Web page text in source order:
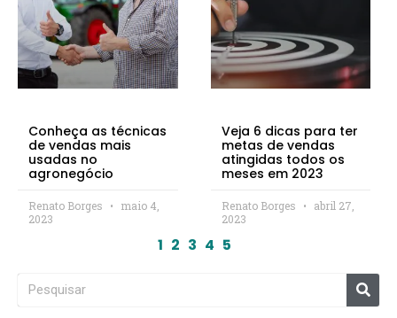
Conheça as técnicas
de vendas mais
usadas no
agronegócio
Renato Borges
maio 4,
2023
Veja 6 dicas para ter
metas de vendas
atingidas todos os
meses em 2023
Renato Borges
abril 27,
2023
1 2 3 4 5